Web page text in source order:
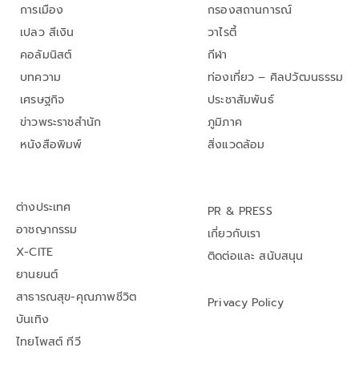
การเมือง
เปลว สีเงิน
คอลัมนิสต์
บทความ
เศรษฐกิจ
ข่าวพระราชสำนัก
หนังสือพิมพ์
กรองสถานการณ์
วาไรตี้
กีฬา
ท่องเที่ยว – ศิลปวัฒนธรรม
ประชาสัมพันธ์
ภูมิภาค
สิ่งแวดล้อม
ต่างประเทศ
อาชญากรรม
X-CITE
ยานยนต์
สาธารณสุข-คุณภาพชีวิต
บันเทิง
ไทยโพสต์ ทีวี
PR & PRESS
เกี่ยวกับเรา
ติดต่อและ สนับสนุน
Privacy Policy